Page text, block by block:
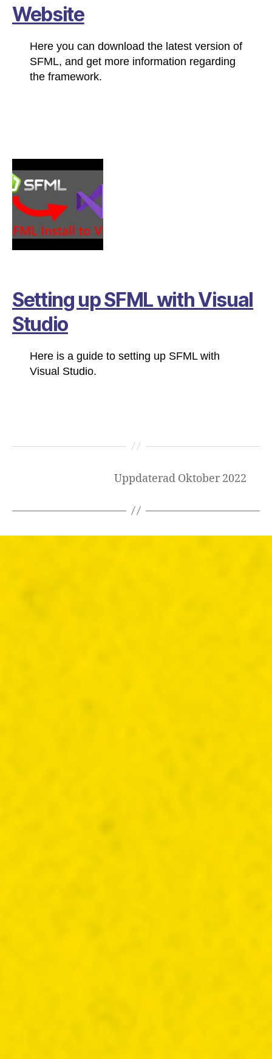
Website
Here you can download the latest version of
SFML, and get more information regarding
the framework.
Setting up SFML with Visual
Studio
Here is a guide to setting up SFML with
Visual Studio.
Uppdaterad Oktober 2022